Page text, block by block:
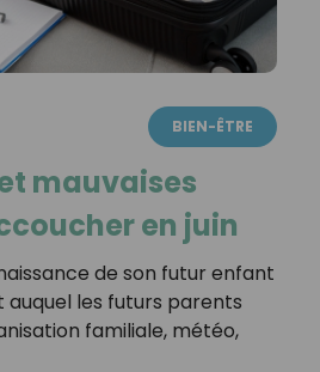
BIEN-ÊTRE
mauvaises
en juin
de son futur enfant
auquel les futurs parents
familiale, météo,